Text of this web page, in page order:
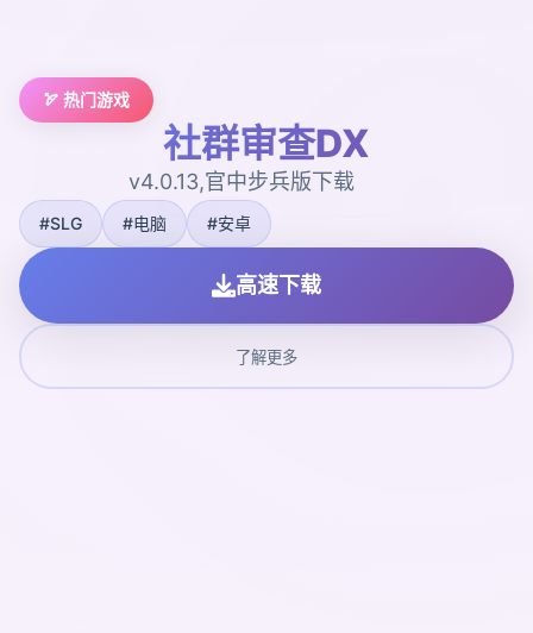
🏹 热门游戏
社群审查DX
v4.0.13,官中步兵版下载
#SLG #电脑 #安卓
高速下载
了解更多